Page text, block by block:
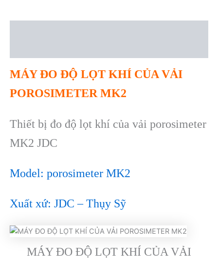
MÁY ĐO ĐỘ LỌT KHÍ CỦA VẢI
POROSIMETER MK2
Thiết bị đo độ lọt khí của vải porosimeter
MK2 JDC
Model: porosimeter MK2
Xuất xứ: JDC – Thụy Sỹ
MÁY ĐO ĐỘ LỌT KHÍ CỦA VẢI